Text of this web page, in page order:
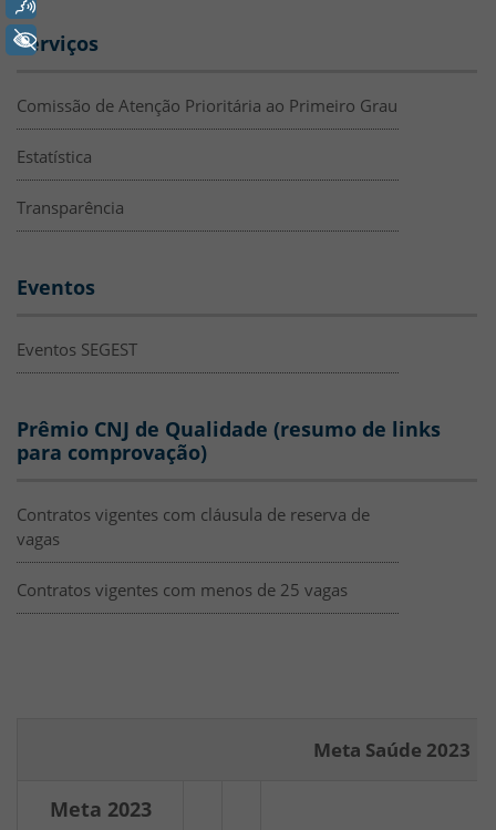
Serviços
Comissão de Atenção Prioritária ao Primeiro Grau
Estatística
Transparência
Eventos
Eventos SEGEST
Prêmio CNJ de Qualidade (resumo de links
para comprovação)
Contratos vigentes com cláusula de reserva de
vagas
Contratos vigentes com menos de 25 vagas
Meta Saúde 2023
Meta 2023
+ Acessibilidade